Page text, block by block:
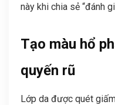
này khi chia sẻ “đánh
Tạo màu hổ
quyến rũ
Lớp da được quét